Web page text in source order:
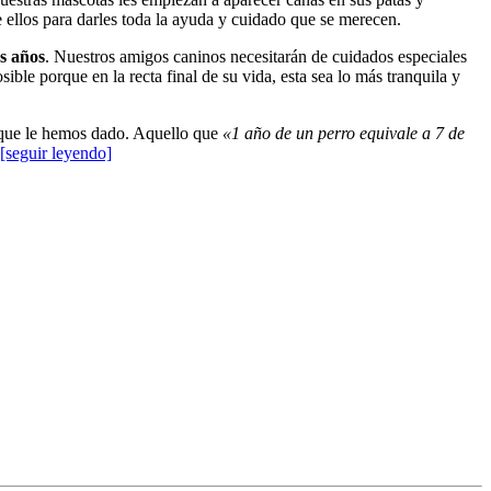
para darles toda la ayuda y cuidado que se merecen.
años. Nuestros amigos caninos necesitarán de cuidados especiales
porque en la recta final de su vida, esta sea lo más tranquila y
le hemos dado. Aquello que «1 año de un perro equivale a 7 de
[seguir leyendo]